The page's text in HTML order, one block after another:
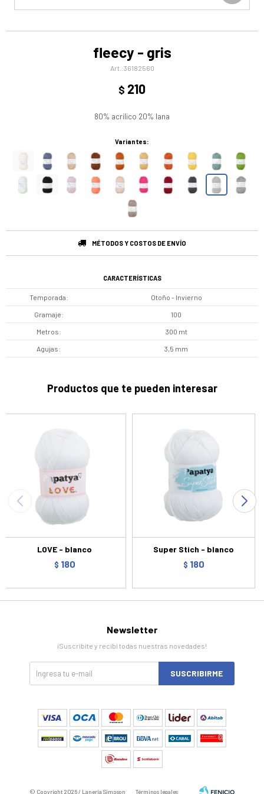
fleecy - gris
36182560
$ 210
80% acrilico 20% lana
Variantes:
MÉTODOS Y COSTOS DE ENVÍO
CARACTERÍSTICAS
Temporada Otoño - Invierno
Gramaje 100
Metros 300 mt
Agujas 3,5 mm
Productos que te pueden interesar
LOVE - blanco
$ 180
Super Stich - blanco
$ 180
Newsletter
¡Suscribite y recibí todas nuestras novedades!
SUSCRIBIRME
© Copyright 2026 / Laneria Simpson Términos legales